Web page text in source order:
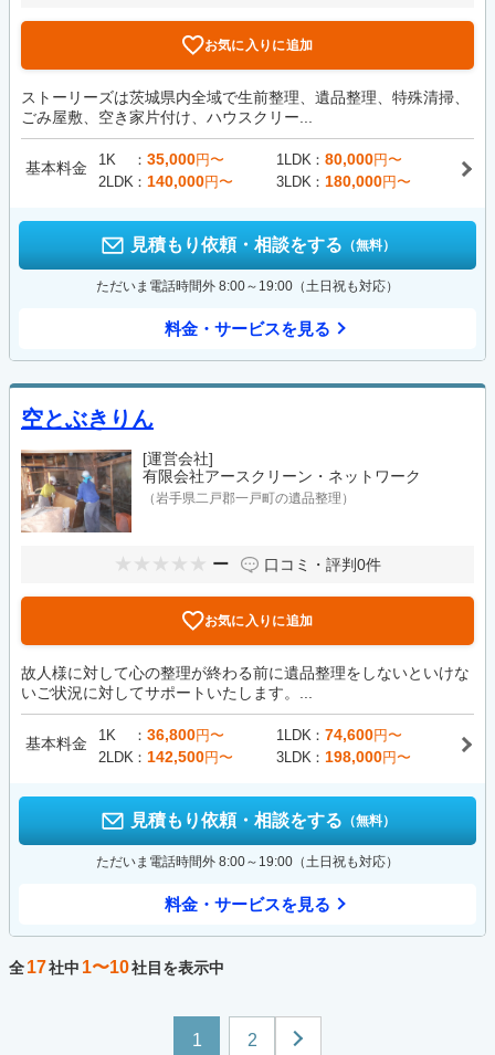
お気に入りに追加
ストーリーズは茨城県内全域で生前整理、遺品整理、特殊清掃、
ごみ屋敷、空き家片付け、ハウスクリー...
基本料金 1K 35,000円〜 1LDK 80,000円〜
2LDK
140,000円〜 3LDK 180,000円〜
見積もり依頼・相談をする （無料）
ただいま電話時間外 8:00～19:00（土日祝も対応）
料金・サービスを見る
空とぶきりん
[運営会社]
有限会社アースクリーン・ネットワーク
（岩手県二戸郡一戸町の遺品整理）
ー 口コミ・評判0件
お気に入りに追加
故人様に対して心の整理が終わる前に遺品整理をしないといけな
いご状況に対してサポートいたします。...
基本料金 1K 36,800円〜 1LDK 74,600円〜
2LDK
142,500円〜 3LDK 198,000円〜
見積もり依頼・相談をする （無料）
ただいま電話時間外 8:00～19:00（土日祝も対応）
料金・サービスを見る
全17社中 1〜10社目を表示中
1 2